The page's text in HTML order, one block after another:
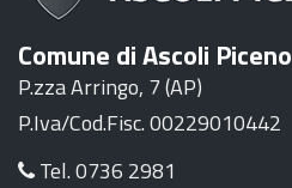
Comune di Ascoli Piceno
P.zza Arringo, 7 (AP)
P.Iva/Cod.Fisc. 00229010442
Tel. 0736 2981